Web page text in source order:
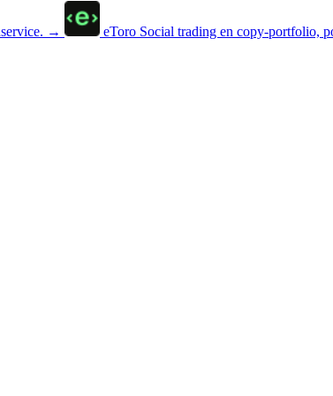
→ eToro Social trading en copy-portfolio,